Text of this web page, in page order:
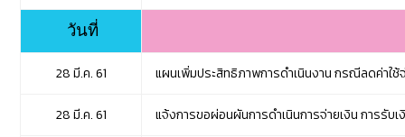
วันที่
28 มี.ค. 61 แผนเพิ่มประสิทธิภาพการดำเนินงาน กรณีลดค่าใช้
28 มี.ค. 61 แจ้งการขอผ่อนผันการดำเนินการจ่ายเงิน การรับ